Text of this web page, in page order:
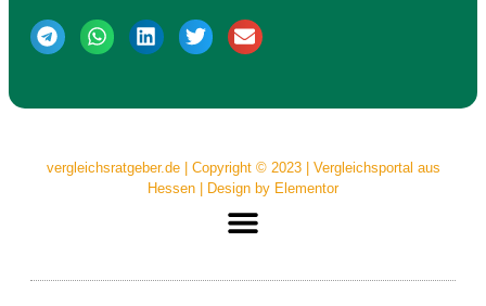
vergleichsratgeber.de | Copyright © 2023 | Vergleichsportal aus
Hessen | Design by Elementor